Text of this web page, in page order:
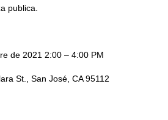
publica.
de 2021 2:00 – 4:00 PM
St., San José, CA 95112